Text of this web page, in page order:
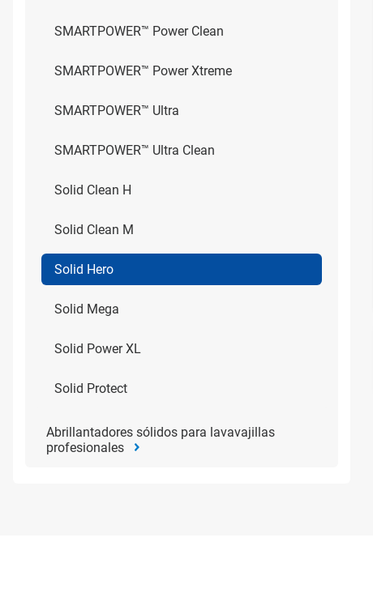
SMARTPOWER™ Power Clean
SMARTPOWER™ Power Xtreme
SMARTPOWER™ Ultra
SMARTPOWER™ Ultra Clean
Solid Clean H
Solid Clean M
Solid Hero
Solid Mega
Solid Power XL
Solid Protect
Abrillantadores sólidos para lavavajillas
profesionales